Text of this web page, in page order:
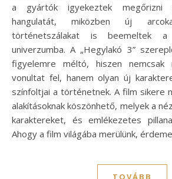
a gyártók igyekeztek
hangulatát, miközben új
történetszálakat is beemeltek
univerzumba. A „Hegylakó 3”
figyelemre méltó, hiszen nemcsak
vonultat fel, hanem olyan új
színfoltjai a történetnek. A film sikere
alakításoknak köszönhető, melyek a
karaktereket, és emlékezetes
Ahogy a film világába merülünk,
TOVÁBB